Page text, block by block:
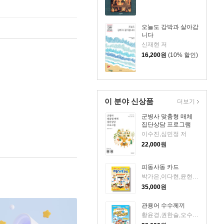
오늘도 강박과 살아갑
니다
신재현 저
16,200원 (10% 할인)
이 분야 신상품
군병사 맞춤형 매체
집단상담 프로그램
이수진,심민정 저
22,000원
피동사동 카드
박가은,이다현,윤현아,박민경,신상인 저
35,000원
관용어 수수께끼
황윤경,권한슬,오수진 저
더보기